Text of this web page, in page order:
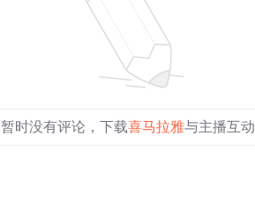
暂时没有评论，下载喜马拉雅与主播互动